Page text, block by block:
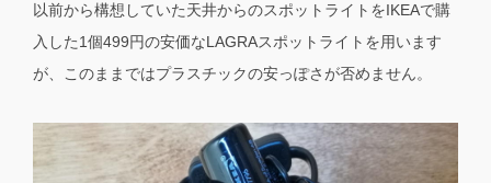
以前から構想していた天井からのスポットライトをIKEAで購
入した1個499円の安価なLAGRAスポットライトを用います
が、このままではプラスチックの安っぽさが否めません。